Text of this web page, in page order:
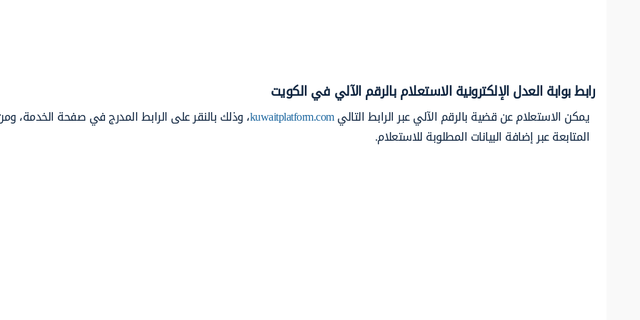
رابط بوابة العدل الإلكترونية الاستعلام بالرقم الآلي في الكويت
يمكن الاستعلام عن قضية بالرقم الآلي عبر الرابط التاليkuwaitplatform.com، وذلك بالنقر على الرابط المدرج في صفحة الخدمة،
المتابعة عبر إضافة البيانات المطلوبة للاستعلام.